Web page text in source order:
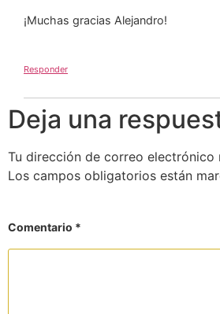
¡Muchas gracias Alejandro!
Responder
Deja una
Tu dirección de correo electrónico
Los campos obligatorios están
Comentario *